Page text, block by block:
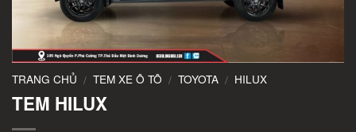
TRANG CHỦ / TEM XE Ô TÔ / TOYOTA / HILUX
TEM HILUX